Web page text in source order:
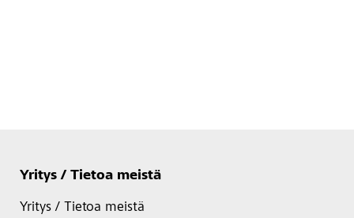
Yritys / Tietoa meistä
Yritys / Tietoa meistä